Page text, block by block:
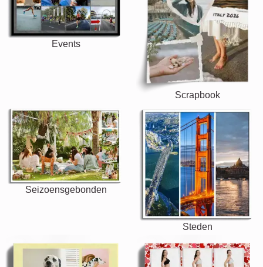
Events
Scrapbook
Seizoensgebonden
Steden